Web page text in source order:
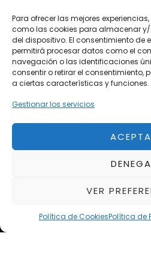
Para ofrecer las mejores
como las cookies para almacenar
del dispositivo. El consentimiento de
permitirá procesar datos como el
navegación o las identificaciones
consentir o retirar el consentimiento,
a ciertas características y funciones.
Gestionar los servicios
VER
Política de CookiesPolítica de
Vehículos de Ocasión
Próximos
Eclipse by
Del 12/08/2026 al 12/
Exclusive Top
Del 02/10/2026 al 05/